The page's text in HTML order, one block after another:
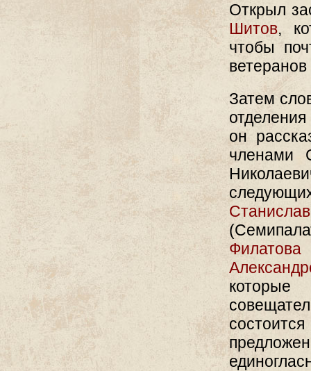
Открыл
Шитов,
чтобы
Затем
он
членами
Филатова